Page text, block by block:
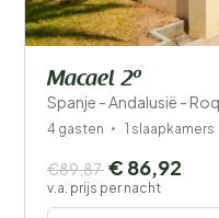
Macael 2º
Spanje - Andalusië -
4 gasten 1 slaapkamers
€89,87 € 86,92
v.a. prijs per nacht